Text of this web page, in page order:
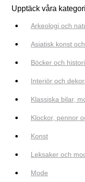
Upptäck våra
Arkeologi och
Asiatisk konst
Böcker och
Interiör och
Klassiska bilar,
Klockor, pennor
Konst
Leksaker och
Mode